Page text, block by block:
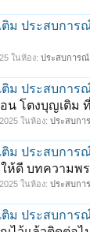
ม ประสบการ
ในห้อง: ประสบการณ์
ม ประสบการ
น โตงบุญเติ
ในห้อง: ประสบกา
ม ประสบการ
ห้ดี บทความ
ในห้อง: ประสบกา
ม ประสบการ